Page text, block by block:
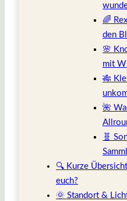
🌈
den
🌸
mit
🎋
🌺
🧬
🔍 Kurze
euch?
🌞 Standort &